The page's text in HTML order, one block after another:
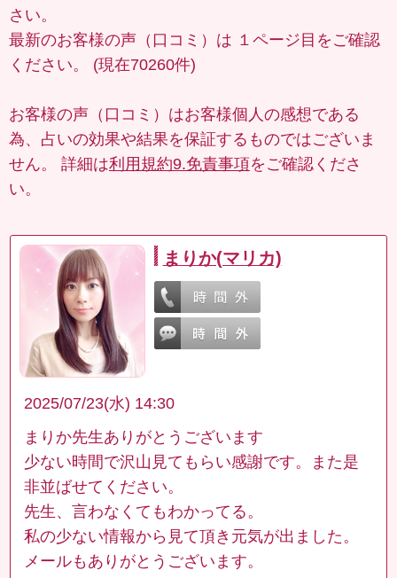
さい。
最新のお客様の声（口コミ）は １ページ目 をご確認
ください。 (現在70260件)
お客様の声（口コミ）はお客様個人の感想である
為、占いの効果や結果を保証するものではございま
せん。 詳細は利用規約9.免責事項をご確認くださ
い。
まりか(マリカ)
2025/07/23(水) 14:30
まりか先生ありがとうございます
少ない時間で沢山見てもらい感謝です。また是
非並ばせてください。
先生、言わなくてもわかってる。
私の少ない情報から見て頂き元気が出ました。
メールもありがとうございます。